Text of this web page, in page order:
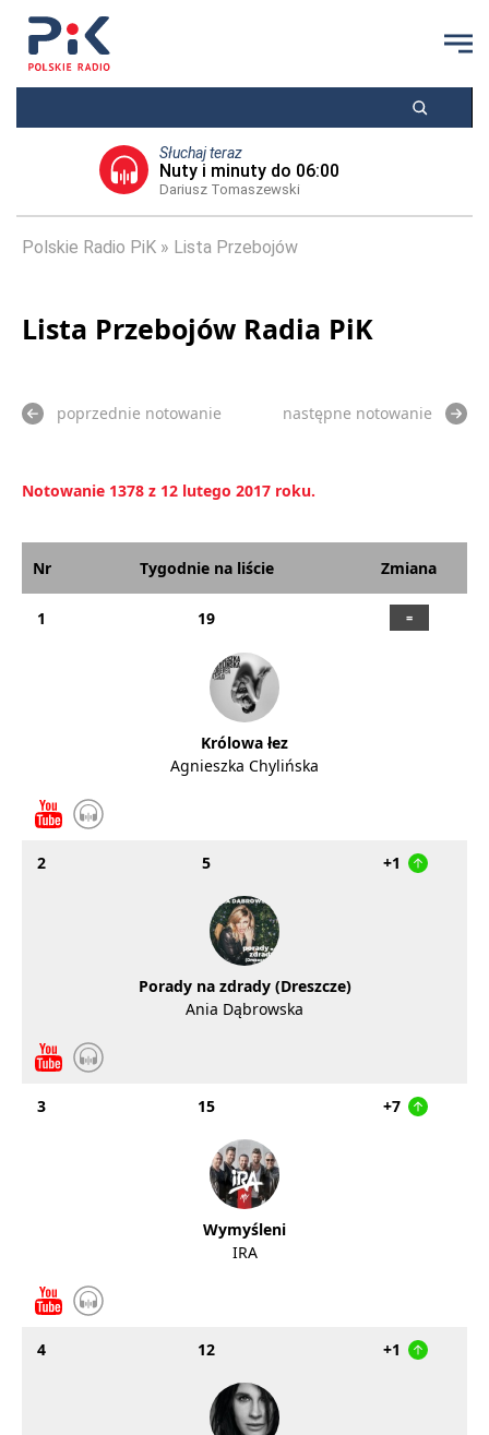
Słuchaj teraz
Nuty i minuty do 06:00
Dariusz Tomaszewski
Polskie Radio PiK Lista Przebojów
Lista Przebojów Radia PiK
poprzednie notowanie następne notowanie
Notowanie 1378 z 12 lutego 2017 roku.
Nr Tygodnie na liście Zmiana
1 19
Królowa łez
Agnieszka Chylińska
2 5 +1
Porady na zdrady (Dreszcze)
Ania Dąbrowska
3 15 +7
Wymyśleni
IRA
4 12 +1